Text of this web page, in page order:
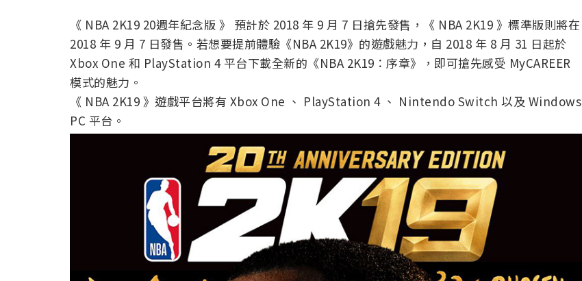
《 NBA 2K19 20週年紀念版 》 預計於 2018 年 9 月 7 日搶先發售，《 NBA 2K19 》標準版則將在
2018 年 9 月 7 日發售。若想要提前體驗《NBA 2K19》的遊戲魅力，自 2018 年 8 月 31 日起於
Xbox One 和 PlayStation 4 平台下載全新的《NBA 2K19：序章》，即可搶先感受 MyCAREER
模式的魅力。
《 NBA 2K19 》遊戲平台將有 Xbox One 、 PlayStation 4 、 Nintendo Switch 以及 Windows
PC 平台。